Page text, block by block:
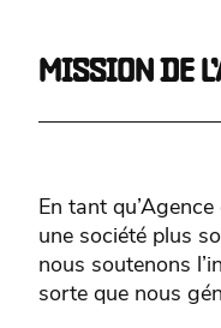
MISSION DE
En tant
une société plus
nous soutenons
sorte que nous